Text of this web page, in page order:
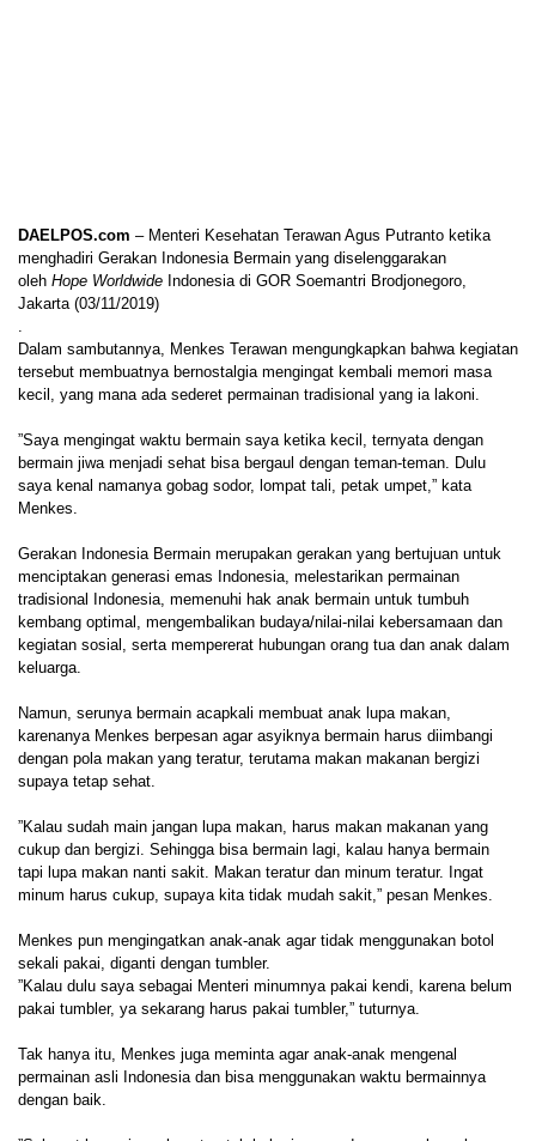
DAELPOS.com – Menteri Kesehatan Terawan Agus Putranto ketika
menghadiri Gerakan Indonesia Bermain yang diselenggarakan
oleh Hope Worldwide Indonesia di GOR Soemantri Brodjonegoro,
Jakarta (03/11/2019)
Dalam sambutannya, Menkes Terawan mengungkapkan bahwa kegiatan
tersebut membuatnya bernostalgia mengingat kembali memori masa
kecil, yang mana ada sederet permainan tradisional yang ia lakoni.
”Saya mengingat waktu bermain saya ketika kecil, ternyata dengan
bermain jiwa menjadi sehat bisa bergaul dengan teman-teman. Dulu
saya kenal namanya gobag sodor, lompat tali, petak umpet,” kata
Menkes.
Gerakan Indonesia Bermain merupakan gerakan yang bertujuan untuk
menciptakan generasi emas Indonesia, melestarikan permainan
tradisional Indonesia, memenuhi hak anak bermain untuk tumbuh
kembang optimal, mengembalikan budaya/nilai-nilai kebersamaan dan
kegiatan sosial, serta mempererat hubungan orang tua dan anak dalam
keluarga.
Namun, serunya bermain acapkali membuat anak lupa makan,
karenanya Menkes berpesan agar asyiknya bermain harus diimbangi
dengan pola makan yang teratur, terutama makan makanan bergizi
supaya tetap sehat.
”Kalau sudah main jangan lupa makan, harus makan makanan yang
cukup dan bergizi. Sehingga bisa bermain lagi, kalau hanya bermain
tapi lupa makan nanti sakit. Makan teratur dan minum teratur. Ingat
minum harus cukup, supaya kita tidak mudah sakit,” pesan Menkes.
Menkes pun mengingatkan anak-anak agar tidak menggunakan botol
sekali pakai, diganti dengan tumbler.
”Kalau dulu saya sebagai Menteri minumnya pakai kendi, karena belum
pakai tumbler, ya sekarang harus pakai tumbler,” tuturnya.
Tak hanya itu, Menkes juga meminta agar anak-anak mengenal
permainan asli Indonesia dan bisa menggunakan waktu bermainnya
dengan baik.